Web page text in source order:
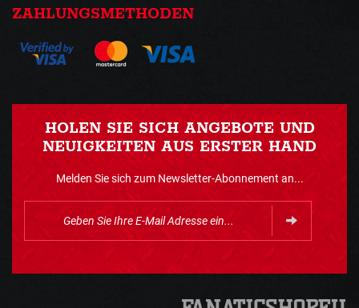
ZAHLUNGSMETHODEN
HOLEN SIE SICH ANGEBOTE UND
NEUIGKEITEN AUS ERSTER HAND
Melden Sie sich zum Newsletter-Abonnement an...